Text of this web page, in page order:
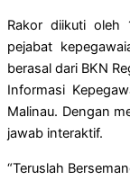
Rakor diikuti oleh
pejabat
berasal dari BKN
Informasi
Malinau. Dengan
jawab interaktif.
“Teruslah